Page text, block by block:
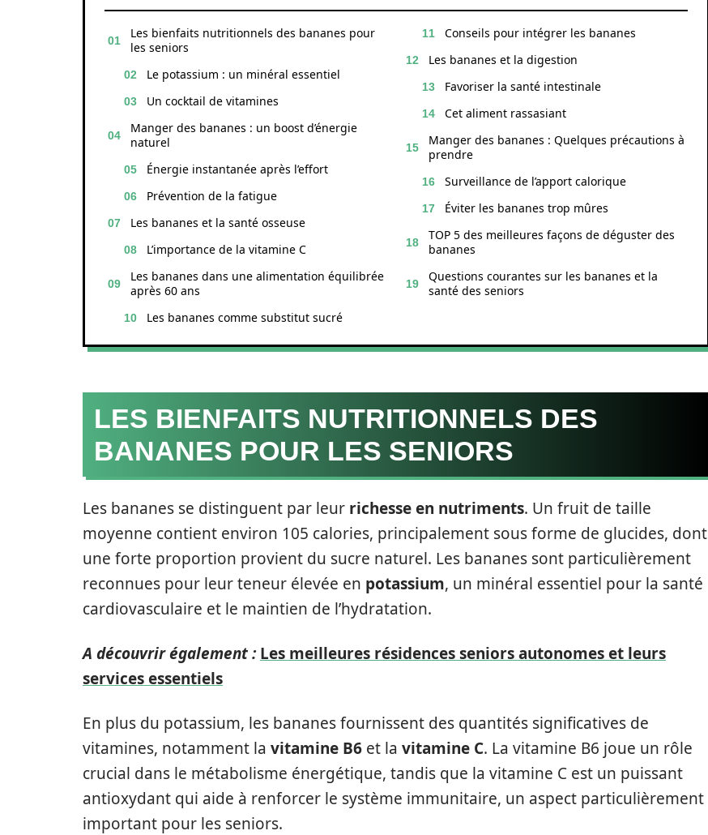
Les bienfaits nutritionnels des bananes pour
les seniors
Le potassium : un minéral essentiel
Un cocktail de vitamines
Manger des bananes : un boost d’énergie
naturel
Énergie instantanée après l’effort
Prévention de la fatigue
Les bananes et la santé osseuse
L’importance de la vitamine C
Les bananes dans une alimentation équilibrée
après 60 ans
Les bananes comme substitut sucré
Conseils pour intégrer les bananes
Les bananes et la digestion
Favoriser la santé intestinale
Cet aliment rassasiant
Manger des bananes : Quelques précautions à
prendre
Surveillance de l’apport calorique
Éviter les bananes trop mûres
TOP 5 des meilleures façons de déguster des
bananes
Questions courantes sur les bananes et la
santé des seniors
LES BIENFAITS NUTRITIONNELS DES
BANANES POUR LES SENIORS
Les bananes se distinguent par leur richesse en nutriments. Un fruit de taille
moyenne contient environ 105 calories, principalement sous forme de glucides, dont
une forte proportion provient du sucre naturel. Les bananes sont particulièrement
reconnues pour leur teneur élevée en potassium, un minéral essentiel pour la santé
cardiovasculaire et le maintien de l’hydratation.
A découvrir également : Les meilleures résidences seniors autonomes et leurs
services essentiels
En plus du potassium, les bananes fournissent des quantités significatives de
vitamines, notamment la vitamine B6 et la vitamine C. La vitamine B6 joue un rôle
crucial dans le métabolisme énergétique, tandis que la vitamine C est un puissant
antioxydant qui aide à renforcer le système immunitaire, un aspect particulièrement
important pour les seniors.